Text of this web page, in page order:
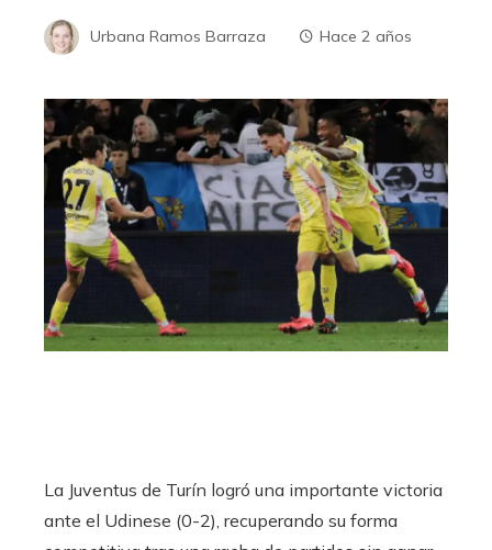
Urbana Ramos Barraza Hace 2 años
La Juventus de Turín logró una importante victoria
ante el Udinese (0-2), recuperando su forma